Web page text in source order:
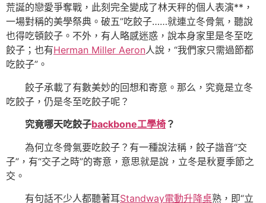
荒誕的戀愛爭奪戰，此刻完全變成了林天秤的個人表演**，
一場對稱的美學祭典。破五”吃餃子……就連立冬骨氣，聽說
也得吃頓餃子。不外，有人略感迷惑，說本身家里是冬至吃
餃子；也有Herman Miller Aeron人說，“我們家只需過節都
吃餃子”。
餃子承載了有數美妙的回想和寄意。那么，究竟是立冬
吃餃子，仍是冬至吃餃子呢？
究竟哪天吃餃子backbone工學椅 ？
為何立冬骨氣要吃餃子？有一種說法稱，餃子諧音“交
子”，有“交子之時”的寄意，意思就是說，立冬是秋夏季節之
交。
有句話不少人都聽著耳Standway電動升降桌熟，即“立